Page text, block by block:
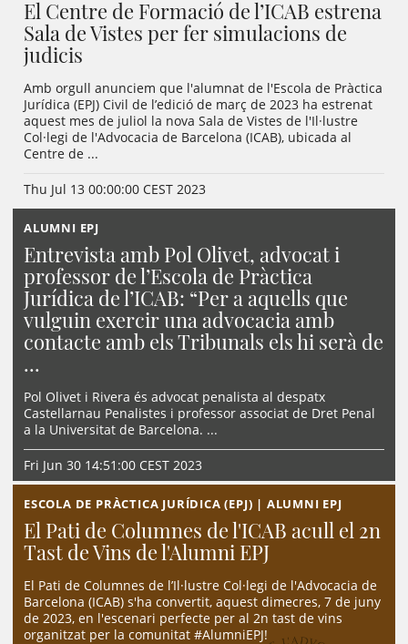
El Centre de Formació de l’ICAB estrena
Sala de Vistes per fer simulacions de
judicis
Amb orgull anunciem que l'alumnat de l'Escola de Pràctica
Jurídica (EPJ) Civil de l’edició de març de 2023 ha estrenat
aquest mes de juliol la nova Sala de Vistes de l'Il·lustre
Col·legi de l'Advocacia de Barcelona (ICAB), ubicada al
Centre de ...
Thu Jul 13 00:00:00 CEST 2023
ALUMNI EPJ
Entrevista amb Pol Olivet, advocat i
professor de l’Escola de Pràctica
Jurídica de l’ICAB: “Per a aquells que
vulguin exercir una advocacia amb
contacte amb els Tribunals els hi serà de
...
Pol Olivet i Rivera és advocat penalista al despatx
Castellarnau Penalistes i professor associat de Dret Penal
a la Universitat de Barcelona. ...
Fri Jun 30 14:51:00 CEST 2023
ESCOLA DE PRÀCTICA JURÍDICA (EPJ) | ALUMNI EPJ
El Pati de Columnes de l'ICAB acull el 2n
Tast de Vins de l'Alumni EPJ
El Pati de Columnes de l’Il·lustre Col·legi de l'Advocacia de
Barcelona (ICAB) s'ha convertit, aquest dimecres, 7 de juny
de 2023, en l'escenari perfecte per al 2n tast de vins
organitzat per la comunitat #AlumniEPJ!